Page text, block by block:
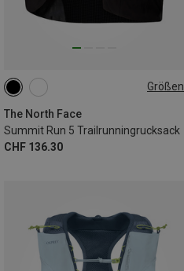
Größen
The North Face
Summit Run 5 Trailrunningrucksack
CHF 136.30
5L | XL
5L | XS